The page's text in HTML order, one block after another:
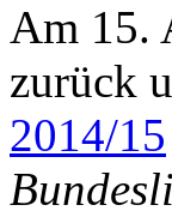
Am 15.
zurück
2014/15